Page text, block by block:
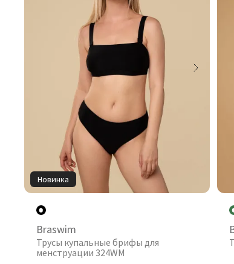
Новинка
Braswim
Трусы купальные брифы для
менструации 324WM